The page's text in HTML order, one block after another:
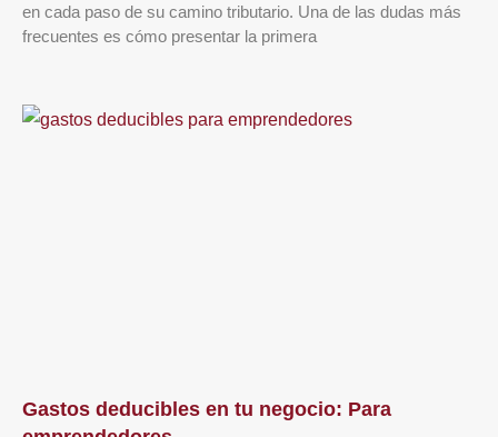
en cada paso de su camino tributario. Una de las dudas más
frecuentes es cómo presentar la primera
Gastos deducibles en tu negocio: Para